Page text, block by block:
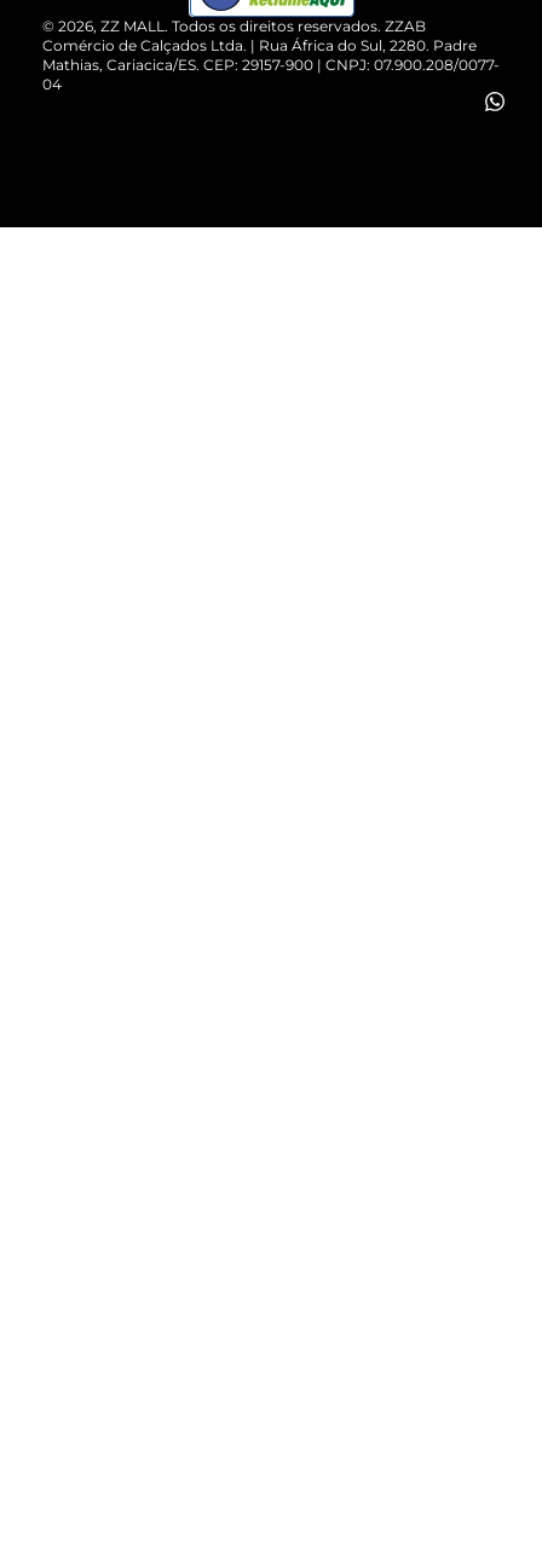
Cartão Presente
Vendas Corporativas
© 2026, ZZ MALL. Todos os direitos reservados. ZZAB
Comércio de Calçados Ltda. | Rua África do Sul, 2280. Padre
Mathias, Cariacica/ES. CEP: 29157-900 | CNPJ: 07.900.208/0077-
04